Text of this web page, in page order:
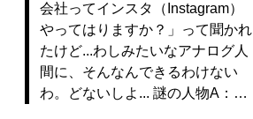
会社ってインスタ（Instagram）
やってはりますか？」って聞かれ
たけど...わしみたいなアナログ人
間に、そんなんできるわけない
わ。どないしよ... 謎の人物A：…